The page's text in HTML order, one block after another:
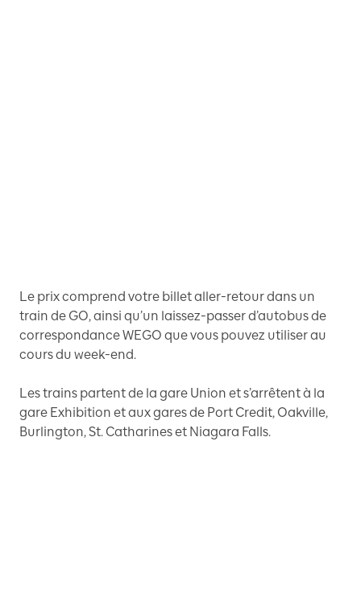
Le prix comprend votre billet aller-retour dans un
train de GO, ainsi qu’un laissez-passer d’autobus de
correspondance WEGO que vous pouvez utiliser au
cours du week-end.
Les trains partent de la gare Union et s’arrêtent à la
gare Exhibition et aux gares de Port Credit, Oakville,
Burlington, St. Catharines et Niagara Falls.